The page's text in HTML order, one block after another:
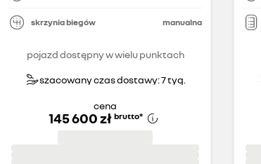
skrzynia biegów manualna
pojazd dostępny w wielu punktach
szacowany czas dostawy: 7 tyg.
cena
145 600 zł brutto*